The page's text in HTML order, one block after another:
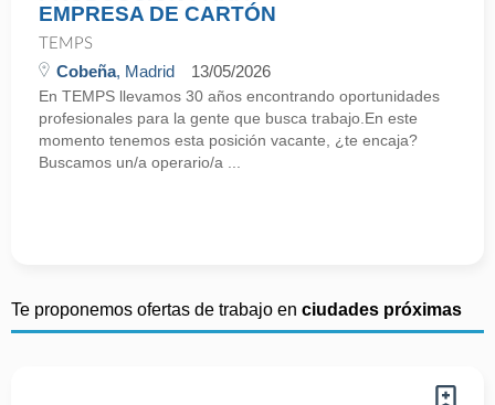
EMPRESA DE CARTÓN
TEMPS
Cobeña, Madrid 13/05/2026
En TEMPS llevamos 30 años encontrando oportunidades
profesionales para la gente que busca trabajo.En este
momento tenemos esta posición vacante, ¿te encaja?
Buscamos un/a operario/a ...
Te proponemos ofertas de trabajo en ciudades próximas